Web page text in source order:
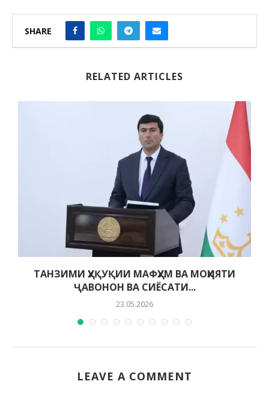
SHARE
RELATED ARTICLES
ТАНЗИМИ ҲУҚУҚИИ МАФҲУМ ВА МОҲИЯТИ
ҶАВОНОН ВА СИЁСАТИ...
23.05.2026
LEAVE A COMMENT